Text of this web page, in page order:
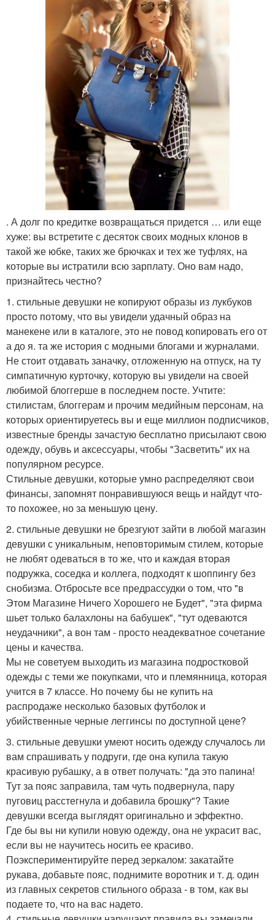
. А долг по кредитке возвращаться придется … или еще
хуже: вы встретите с десяток своих модных клонов в
такой же юбке, таких же брючках и тех же туфлях, на
которые вы истратили всю зарплату. Оно вам надо,
признайтесь честно?
1. стильные девушки не копируют образы из лукбуков
просто потому, что вы увидели удачный образ на
манекене или в каталоге, это не повод копировать его от
а до я. та же история с модными блогами и журналами.
Не стоит отдавать заначку, отложенную на отпуск, на ту
симпатичную курточку, которую вы увидели на своей
любимой блоггерше в последнем посте. Учтите:
стилистам, блоггерам и прочим медийным персонам, на
которых ориентируетесь вы и еще миллион подписчиков,
известные бренды зачастую бесплатно присылают свою
одежду, обувь и аксессуары, чтобы "Засветить" их на
популярном ресурсе.
Стильные девушки, которые умно распределяют свои
финансы, запомнят понравившуюся вещь и найдут что-
то похожее, но за меньшую цену.
2. стильные девушки не брезгуют зайти в любой магазин
девушки с уникальным, неповторимым стилем, которые
не любят одеваться в то же, что и каждая вторая
подружка, соседка и коллега, подходят к шоппингу без
снобизма. Отбросьте все предрассудки о том, что "в
Этом Магазине Ничего Хорошего не Будет", "эта фирма
шьет только балахлоны на бабушек", "тут одеваются
неудачники", а вон там - просто неадекватное сочетание
цены и качества.
Мы не советуем выходить из магазина подростковой
одежды с теми же покупками, что и племянница, которая
учится в 7 классе. Но почему бы не купить на
распродаже несколько базовых футболок и
убийственные черные леггинсы по доступной цене?
3. стильные девушки умеют носить одежду случалось ли
вам спрашивать у подруги, где она купила такую
красивую рубашку, а в ответ получать: "да это папина!
Тут за пояс заправила, там чуть подвернула, пару
пуговиц расстегнула и добавила брошку"? Такие
девушки всегда выглядят оригинально и эффектно.
Где бы вы ни купили новую одежду, она не украсит вас,
если вы не научитесь носить ее красиво.
Поэкспериментируйте перед зеркалом: закатайте
рукава, добавьте пояс, поднимите воротник и т. д. один
из главных секретов стильного образа - в том, как вы
подаете то, что на вас надето.